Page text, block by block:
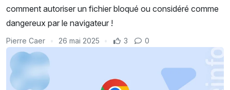
comment autoriser un fichier bloqué ou considéré comme
dangereux par le navigateur !
Pierre Caer 26 mai 2025 3 0